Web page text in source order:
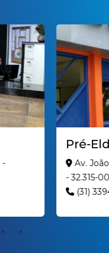
Eldorado - Contagem